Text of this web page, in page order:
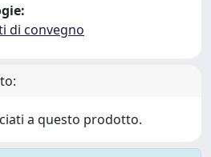
di convegno
a questo prodotto.